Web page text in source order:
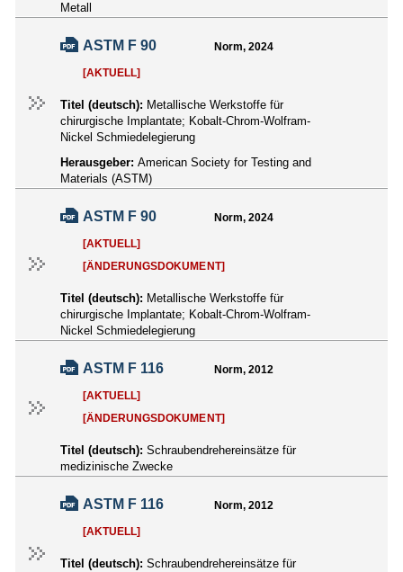
Metall
ASTM F 90 Norm, 2024
[AKTUELL]
Titel (deutsch): Metallische Werkstoffe für
chirurgische Implantate; Kobalt-Chrom-Wolfram-
Nickel Schmiedelegierung
Herausgeber: American Society for Testing and
Materials (ASTM)
ASTM F 90 Norm, 2024
[AKTUELL]
[ÄNDERUNGSDOKUMENT]
Titel (deutsch): Metallische Werkstoffe für
chirurgische Implantate; Kobalt-Chrom-Wolfram-
Nickel Schmiedelegierung
ASTM F 116 Norm, 2012
[AKTUELL]
[ÄNDERUNGSDOKUMENT]
Titel (deutsch): Schraubendrehereinsätze für
medizinische Zwecke
ASTM F 116 Norm, 2012
[AKTUELL]
Titel (deutsch): Schraubendrehereinsätze für